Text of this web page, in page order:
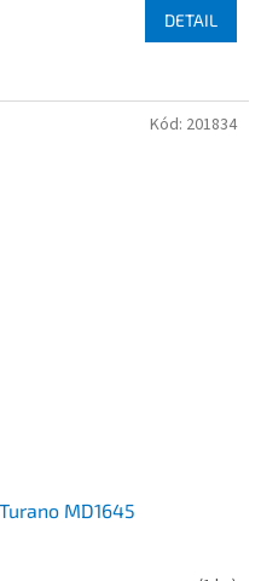
DETAIL
MD1645
Kód: 201834